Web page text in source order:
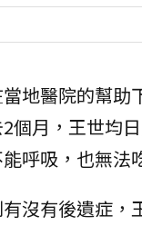
地醫院的幫助
個月，王世均
呼吸，也無法
沒有後遺症，